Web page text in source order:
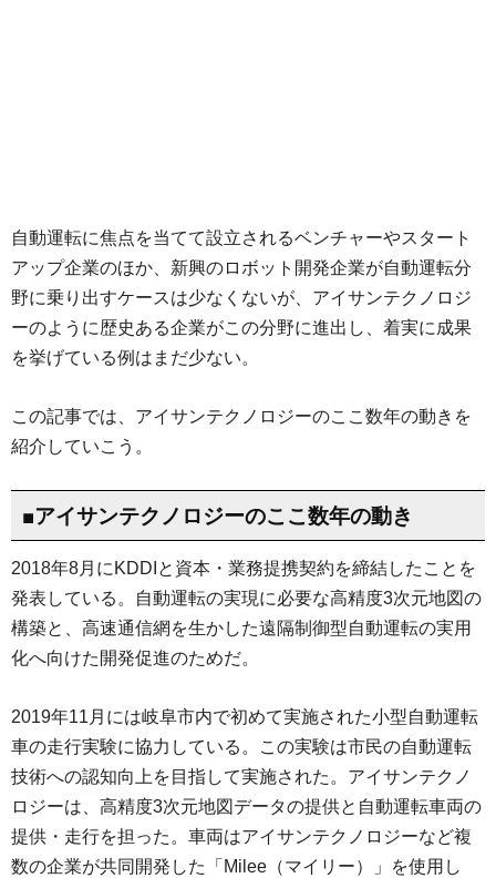
自動運転に焦点を当てて設立されるベンチャーやスタート
アップ企業のほか、新興のロボット開発企業が自動運転分
野に乗り出すケースは少なくないが、アイサンテクノロジ
ーのように歴史ある企業がこの分野に進出し、着実に成果
を挙げている例はまだ少ない。
この記事では、アイサンテクノロジーのここ数年の動きを
紹介していこう。
■アイサンテクノロジーのここ数年の動き
2018年8月にKDDIと資本・業務提携契約を締結したことを
発表している。自動運転の実現に必要な高精度3次元地図の
構築と、高速通信網を生かした遠隔制御型自動運転の実用
化へ向けた開発促進のためだ。
2019年11月には岐阜市内で初めて実施された小型自動運転
車の走行実験に協力している。この実験は市民の自動運転
技術への認知向上を目指して実施された。アイサンテクノ
ロジーは、高精度3次元地図データの提供と自動運転車両の
提供・走行を担った。車両はアイサンテクノロジーなど複
数の企業が共同開発した「Milee（マイリー）」を使用し